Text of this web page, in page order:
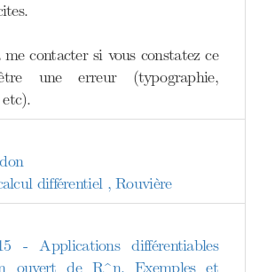
contacter si vous constatez ce
une erreur (typographie,
différentiel , Rouvière
Applications différentiables
ouvert de R^n. Exemples et